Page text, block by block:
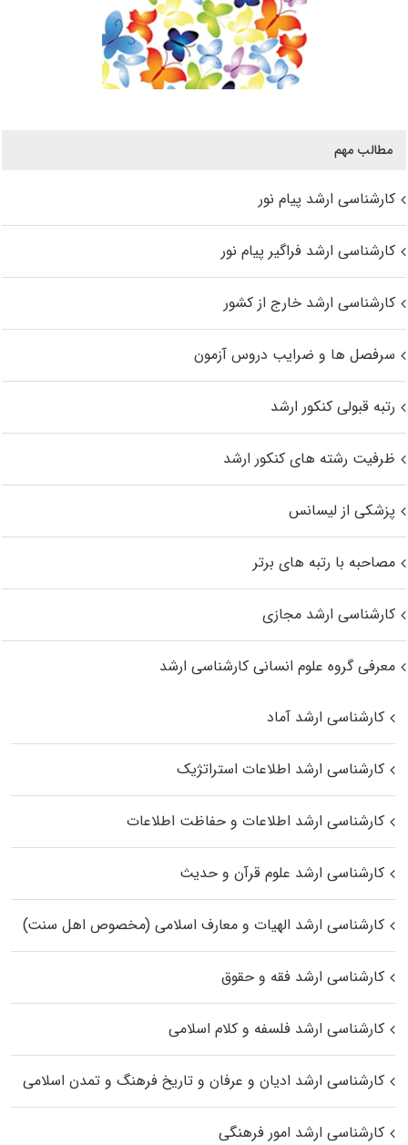
مطالب مهم
کارشناسی ارشد پیام نور
کارشناسی ارشد فراگیر پیام نور
کارشناسی ارشد خارج از کشور
سرفصل ها و ضرایب دروس آزمون
رتبه قبولی کنکور ارشد
ظرفیت رشته های کنکور ارشد
پزشکی از لیسانس
مصاحبه با رتبه های برتر
کارشناسی ارشد مجازی
معرفی گروه علوم انسانی کارشناسی ارشد
کارشناسی ارشد آماد
کارشناسی ارشد اطلاعات استراتژیک
کارشناسی ارشد اطلاعات و حفاظت اطلاعات
کارشناسی ارشد علوم قرآن و حدیث
کارشناسی ارشد الهیات و معارف اسلامی (مخصوص اهل سنت)
کارشناسی ارشد فقه و حقوق
کارشناسی ارشد فلسفه و کلام اسلامی
کارشناسی ارشد ادیان و عرفان و تاریخ فرهنگ و تمدن اسلامی
کارشناسی ارشد امور فرهنگی